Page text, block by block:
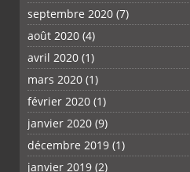
septembre 2020 (7)
août 2020 (4)
avril 2020 (1)
mars 2020 (1)
février 2020 (1)
janvier 2020 (9)
décembre 2019 (1)
janvier 2019 (2)